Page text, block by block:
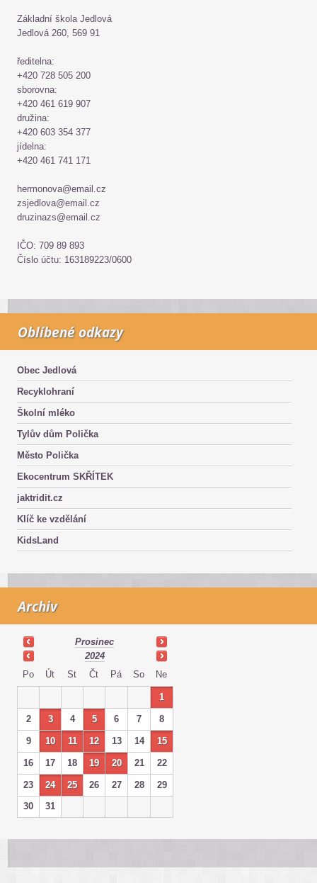
Základní škola Jedlová
Jedlová 260, 569 91
ředitelna:
+420 728 505 200
sborovna:
+420 461 619 907
družina:
+420 603 354 377
jídelna:
+420 461 741 171
hermonova@email.cz
zsjedlova@email.cz
druzinazs@email.cz
IČO: 709 89 893
Číslo účtu: 163189223/0600
Oblíbené odkazy
Obec Jedlová
Recyklohraní
Školní mléko
Tylův dům Polička
Město Polička
Ekocentrum SKŘÍTEK
jaktridit.cz
Klíč ke vzdělání
KidsLand
Archiv
Prosinec
2024
Po
Út St Čt Pá So Ne
1
2 3 4 5 6 7 8
9 10 11 12 13 14 15
16 17 18 19 20 21 22
23 24 25 26 27 28
29
30
31